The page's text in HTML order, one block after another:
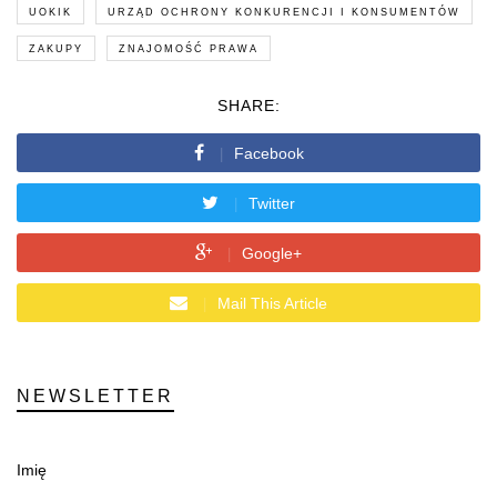
UOKIK URZĄD OCHRONY KONKURENCJI I KONSUMENTÓW
ZAKUPY ZNAJOMOŚĆ PRAWA
SHARE:
Facebook
Twitter
Google+
Mail This Article
NEWSLETTER
Imię